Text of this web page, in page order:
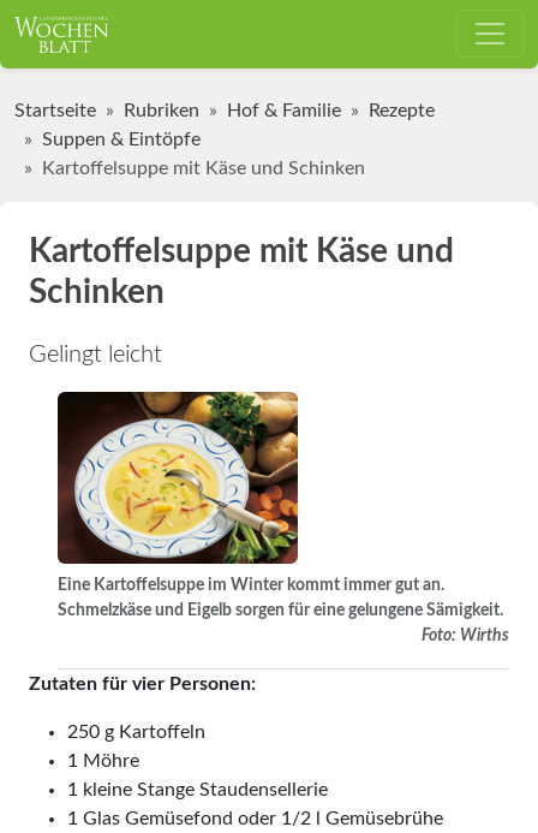
Startseite Rubriken Hof & Familie
Rezepte
Suppen & Eintöpfe
Kartoffelsuppe mit Käse und Schinken
Kartoffelsuppe mit Käse und
Schinken
Gelingt leicht
Eine Kartoffelsuppe im Winter kommt immer gut an.
Schmelzkäse und Eigelb sorgen für eine gelungene Sämigkeit.
Foto: Wirths
Zutaten für vier Personen:
250 g Kartoffeln
1 Möhre
1 kleine Stange Staudensellerie
1 Glas Gemüsefond oder 1/2 l Gemüsebrühe